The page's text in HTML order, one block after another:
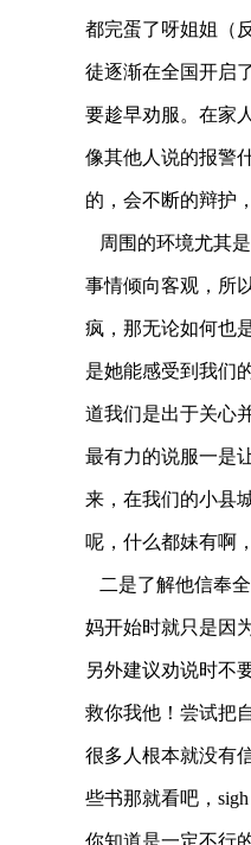
都完蛋了呀姐姐（
徒逐渐在全国开启
要趁早劝服 。在家
像其他人说的报警
的，会不断的辩护
周围的环境尤其是
事情倾向客观，所
疯，那无论如何也
是她能感受到我们
道我们是出于关心
最有力的说服一是
来，在我们的小县
呢，什么都妹有啊
二是了解他信奉
妈开始时就只是因
另外建议劝说时不
救你我他！ 尝试把
很多人根本就没有
些书那就看吧，
你知道是一定不行
引·人的陷阱